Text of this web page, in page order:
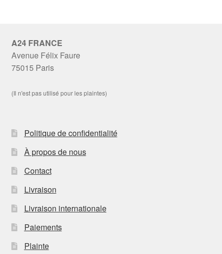
A24 FRANCE
Avenue Félix Faure
75015 Paris
(Il n'est pas utilisé pour les plaintes)
Politique de confidentialité
À propos de nous
Contact
Livraison
Livraison internationale
Paiements
Plainte